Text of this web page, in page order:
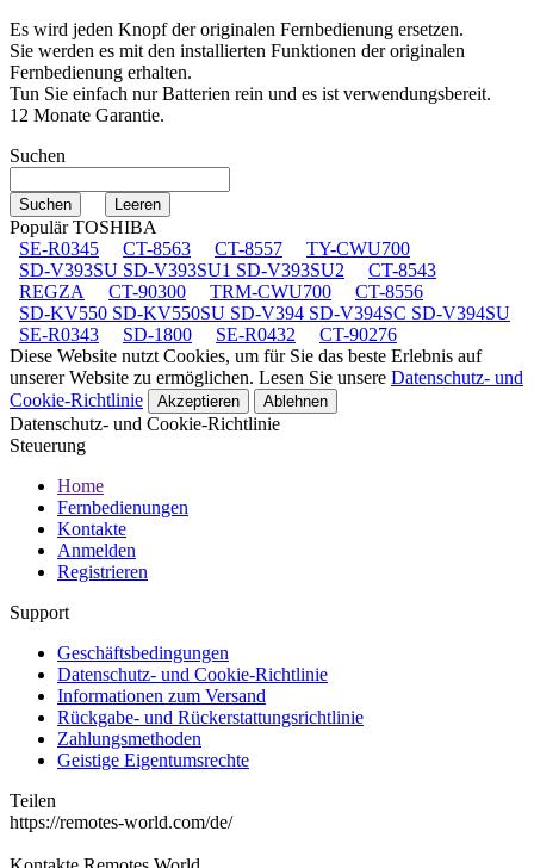
Es wird jeden Knopf der originalen Fernbedienung ersetzen.
Sie werden es mit den installierten Funktionen der originalen
Fernbedienung erhalten.
Tun Sie einfach nur Batterien rein und es ist verwendungsbereit.
12 Monate Garantie.
Suchen
Populär TOSHIBA
SE-R0345
CT-8563 CT-8557
TY-CWU700
SD-V393SU SD-V393SU1 SD-V393SU2
CT-8543
REGZA
CT-90300 TRM-CWU700
CT-8556
SD-KV550 SD-KV550SU SD-V394 SD-V394SC SD-V394SU
SE-R0343
SD-1800 SE-R0432
CT-90276
Diese Website nutzt Cookies, um für Sie das beste Erlebnis auf
unserer Website zu ermöglichen. Lesen Sie unsere Datenschutz- und
Cookie-Richtlinie
Akzeptieren Ablehnen
Datenschutz- und Cookie-Richtlinie
Steuerung
Home
Fernbedienungen
Kontakte
Anmelden
Registrieren
Support
Geschäftsbedingungen
Datenschutz- und Cookie-Richtlinie
Informationen zum Versand
Rückgabe- und Rückerstattungsrichtlinie
Zahlungsmethoden
Geistige Eigentumsrechte
Teilen
https://remotes-world.com/de/